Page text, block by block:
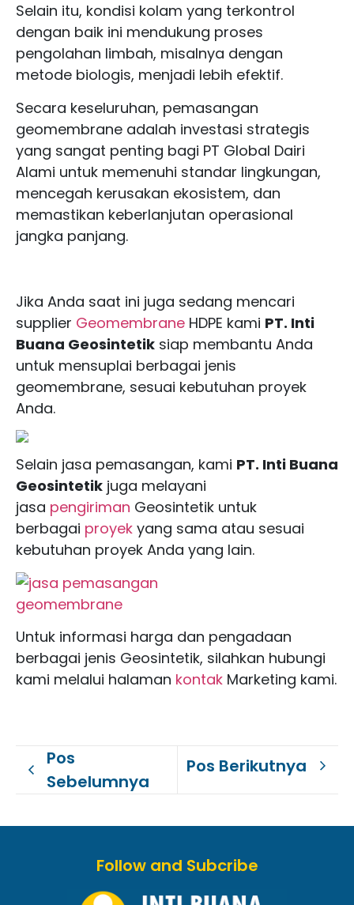
Selain itu, kondisi kolam yang terkontrol
dengan baik ini mendukung proses
pengolahan limbah, misalnya dengan
metode biologis, menjadi lebih efektif.
Secara keseluruhan, pemasangan
geomembrane adalah investasi strategis
yang sangat penting bagi PT Global Dairi
Alami untuk memenuhi standar lingkungan,
mencegah kerusakan ekosistem, dan
memastikan keberlanjutan operasional
jangka panjang.
Jika Anda saat ini juga sedang mencari
supplier Geomembrane HDPE kami PT. Inti
Buana Geosintetik siap membantu Anda
untuk mensuplai berbagai jenis
geomembrane, sesuai kebutuhan proyek
Anda.
Selain jasa pemasangan, kami PT. Inti Buana
Geosintetik juga melayani
jasa pengiriman Geosintetik untuk
berbagai proyek yang sama atau sesuai
kebutuhan proyek Anda yang lain.
Untuk informasi harga dan pengadaan
berbagai jenis Geosintetik, silahkan hubungi
kami melalui halaman kontak Marketing kami.
Pos
Sebelumnya
Pos Berikutnya
Follow and Subcribe